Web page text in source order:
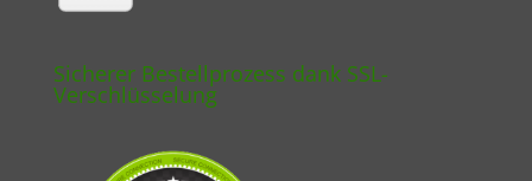
Sicherer Bestellprozess dank SSL-
Verschlüsselung